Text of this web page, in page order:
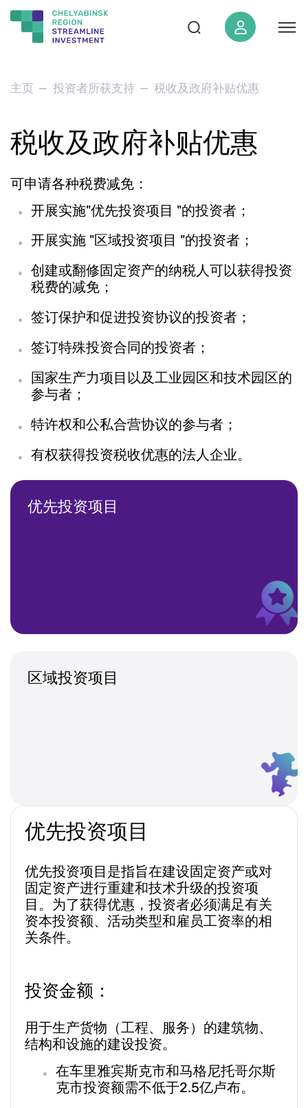
地区概况
对于投资者
项目
投资标准
投资地图
要闻
活动安排表
联系方式
+7 (800) 350 24 74
获取咨询
主页 投资者所获支持 税收及政府补贴优惠
税收及政府补贴优惠
可申请各种税费减免：
开展实施"优先投资项目 "的投资者；
开展实施 "区域投资项目 "的投资者；
创建或翻修固定资产的纳税人可以获得投资
税费的减免；
签订保护和促进投资协议的投资者；
签订特殊投资合同的投资者；
国家生产力项目以及工业园区和技术园区的
参与者；
特许权和公私合营协议的参与者；
有权获得投资税收优惠的法人企业。
优先投资项目
区域投资项目
优先投资项目
优先投资项目是指旨在建设固定资产或对
固定资产进行重建和技术升级的投资项
目。为了获得优惠，投资者必须满足有关
资本投资额、活动类型和雇员工资率的相
关条件。
投资金额：
用于生产货物（工程、服务）的建筑物、
结构和设施的建设投资。
在车里雅宾斯克市和马格尼托哥尔斯
克市投资额需不低于2.5亿卢布。